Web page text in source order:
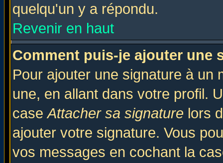
quelqu'un y a répondu.
Revenir en haut
Comment puis-je ajouter une
Pour ajouter une signature à un
une, en allant dans votre profil.
caseAttacher sa signature lors
ajouter votre signature. Vous
vos messages en cochant la